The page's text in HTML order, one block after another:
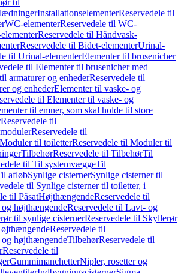
til
InstallationselementerReservedele til
WC-elementerReservedele til WC-
Reservedele til Håndvask-
Reservedele til Bidet-elementerUrinal-
til Urinal-elementerElementer til brusenicher
til Elementer til brusenicher med
armaturer og enhederReservedele til
og enhederElementer til vaske- og
til Elementer til vaske- og
til emner, som skal holde til store
Reservedele til
Reservedele til
Moduler til toiletterReservedele til Moduler til
TilbehørReservedele til TilbehørTil
til Til systemvæggeTil
afløbSynlige cisternerSynlige cisterner til
til Synlige cisterner til toiletter, i
til PåsatHøjthængendeReservedele til
højthængendeReservedele til Lavt- og
til synlige cisternerReservedele til Skyllerør
Reservedele til
højthængendeTilbehørReservedele til
Reservedele til
GummimanchetterNipler, rosetter og